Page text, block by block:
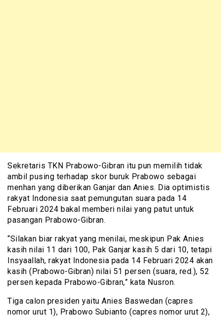
Sekretaris TKN Prabowo-Gibran itu pun memilih tidak
ambil pusing terhadap skor buruk Prabowo sebagai
menhan yang diberikan Ganjar dan Anies. Dia optimistis
rakyat Indonesia saat pemungutan suara pada 14
Februari 2024 bakal memberi nilai yang patut untuk
pasangan Prabowo-Gibran.
“Silakan biar rakyat yang menilai, meskipun Pak Anies
kasih nilai 11 dari 100, Pak Ganjar kasih 5 dari 10, tetapi
Insyaallah, rakyat Indonesia pada 14 Februari 2024 akan
kasih (Prabowo-Gibran) nilai 51 persen (suara, red.), 52
persen kepada Prabowo-Gibran,” kata Nusron.
Tiga calon presiden yaitu Anies Baswedan (capres
nomor urut 1), Prabowo Subianto (capres nomor urut 2),